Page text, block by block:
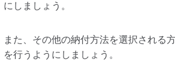
にしましょう。
また、その他の納付方法を選択される
を行うようにしましょう。